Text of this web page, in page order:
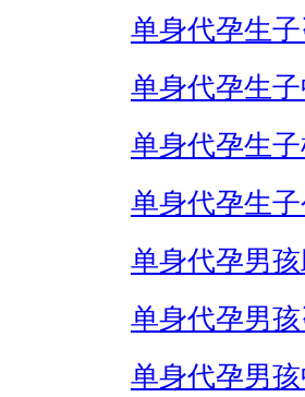
单身代孕生
单身代孕生
单身代孕生
单身代孕生子
单身代孕男
单身代孕男
单身代孕男